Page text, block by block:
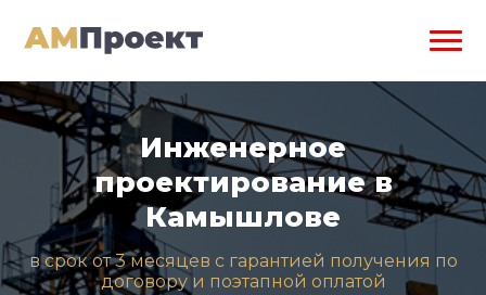
Инженерное
проектирование в
Камышлове
в срок от 3 месяцев с гарантией получения по
договору и поэтапной оплатой